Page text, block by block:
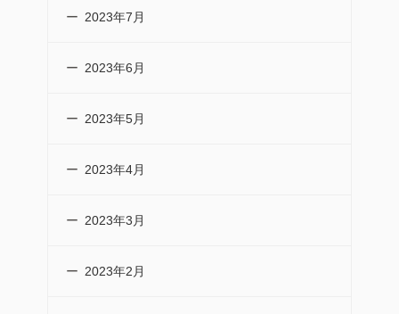
2023年7月
2023年6月
2023年5月
2023年4月
2023年3月
2023年2月